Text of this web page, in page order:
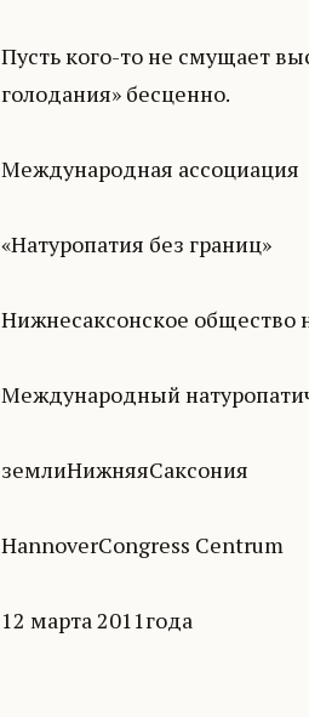
Пусть кого-то не смущает
голодания» бесценно.
Международная ассоциация
«Натуропатия без границ»
Нижнесаксонское общество
Международный
землиНижняяСаксония
HannoverCongress Centrum
12 марта 2011года